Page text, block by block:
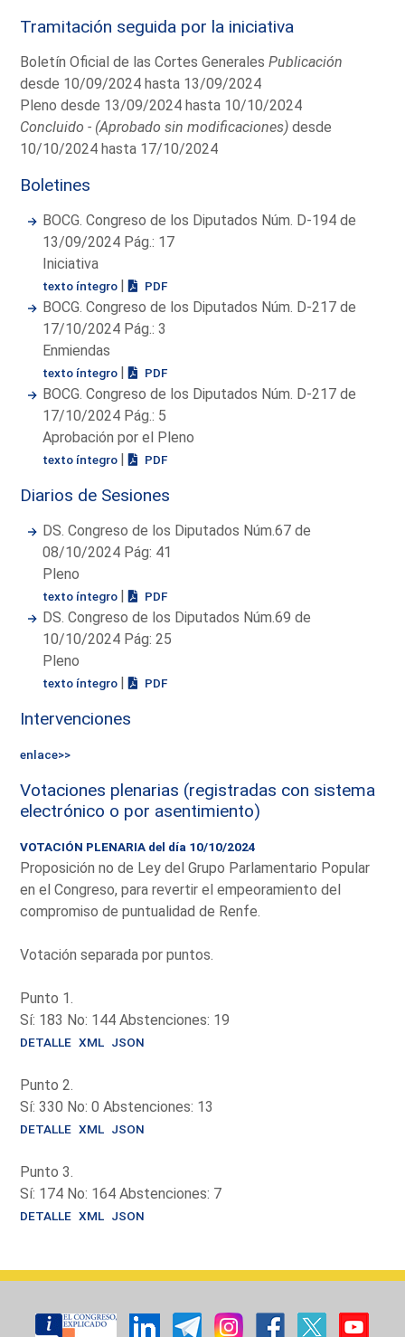
Tramitación seguida por la iniciativa
Boletín Oficial de las Cortes GeneralesPublicación
desde 10/09/2024 hasta 13/09/2024
Pleno desde 13/09/2024 hasta 10/10/2024
Concluido - (Aprobado sin modificaciones) desde
10/10/2024 hasta 17/10/2024
Boletines
BOCG. Congreso de los Diputados Núm. D-194 de
13/09/2024 Pág.: 17
Iniciativa
texto íntegro | PDF
BOCG. Congreso de los Diputados Núm. D-217 de
17/10/2024 Pág.: 3
Enmiendas
texto íntegro | PDF
BOCG. Congreso de los Diputados Núm. D-217 de
17/10/2024 Pág.: 5
Aprobación por el Pleno
texto íntegro | PDF
Diarios de Sesiones
DS. Congreso de los Diputados Núm.67 de
08/10/2024 Pág: 41
Pleno
texto íntegro | PDF
DS. Congreso de los Diputados Núm.69 de
10/10/2024 Pág: 25
Pleno
texto íntegro | PDF
Intervenciones
enlace>>
Votaciones plenarias (registradas con sistema
electrónico o por asentimiento)
VOTACIÓN PLENARIA del día 10/10/2024
Proposición no de Ley del Grupo Parlamentario Popular
en el Congreso, para revertir el empeoramiento del
compromiso de puntualidad de Renfe.
Votación separada por puntos.
Punto 1.
Sí: 183 No: 144 Abstenciones: 19
DETALLE XML JSON
Punto 2.
Sí: 330 No: 0 Abstenciones: 13
DETALLE XML JSON
Punto 3.
Sí: 174 No: 164 Abstenciones: 7
DETALLE XML JSON